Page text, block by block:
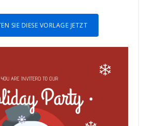
SIE DIESE VORLAGE JETZT